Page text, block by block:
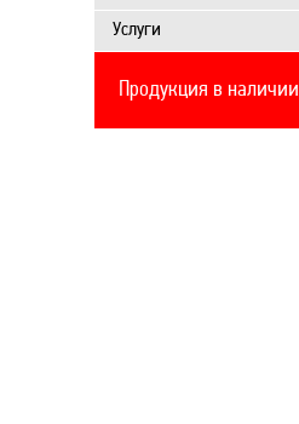
Услуги
Продукция в наличии